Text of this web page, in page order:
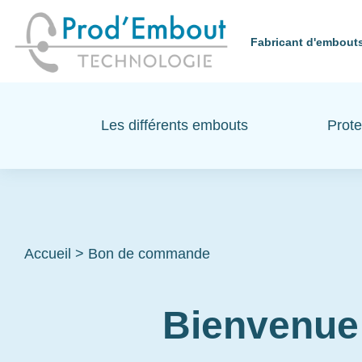
Fabricant
Les différents embouts
Accueil > Bon de commande